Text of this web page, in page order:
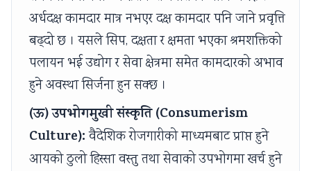
अर्धदक्ष कामदार मात्र नभएर दक्ष कामदार पनि जाने प्रवृत्ति
बढ्दो छ । यसले सिप, दक्षता र क्षमता भएका श्रमशक्तिको
पलायन भई उद्योग र सेवा क्षेत्रमा समेत कामदारको अभाव
हुने अवस्था सिर्जना हुन सक्छ ।
(ऊ) उपभोगमुखी संस्कृति (Consumerism
Culture):वैदेशिक रोजगारीको माध्यमबाट प्राप्त हुने
आयको ठुलो हिस्सा वस्तु तथा सेवाको उपभोगमा खर्च हुने